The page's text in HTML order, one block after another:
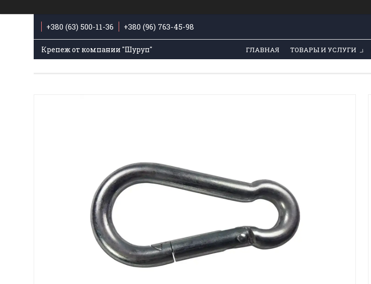
+380 (63) 500-11-36 +380 (96) 763-45-98
Крепеж от компании "Шуруп" ГЛАВНАЯ ТОВАРЫ И УСЛУГИ